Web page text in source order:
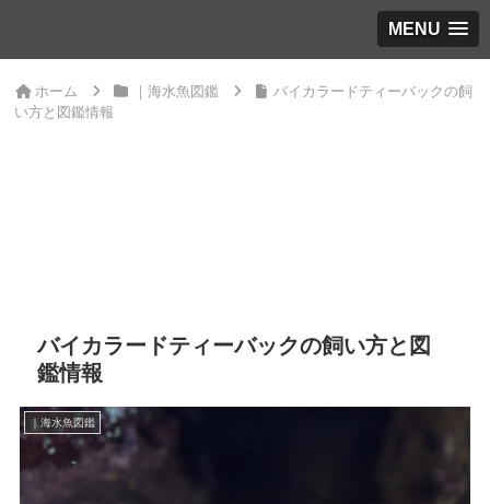
MENU
ホーム ｜海水魚図鑑
バイカラードティーバックの飼
い方と図鑑情報
バイカラードティーバックの飼い方と図
鑑情報
｜海水魚図鑑